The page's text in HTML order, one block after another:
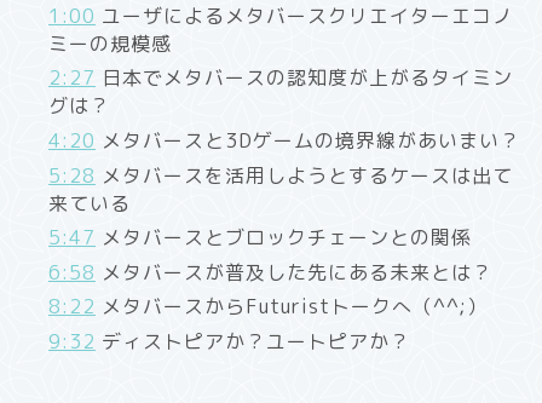
1:00 ユーザによるメタバースクリエイターエコノ
ミーの規模感
2:27 日本でメタバースの認知度が上がるタイミン
グは？
4:20 メタバースと3Dゲームの境界線があいまい？
5:28 メタバースを活用しようとするケースは出て
来ている
5:47 メタバースとブロックチェーンとの関係
6:58 メタバースが普及した先にある未来とは？
8:22 メタバースからFuturistトークへ（^^;）
9:32 ディストピアか？ユートピアか？